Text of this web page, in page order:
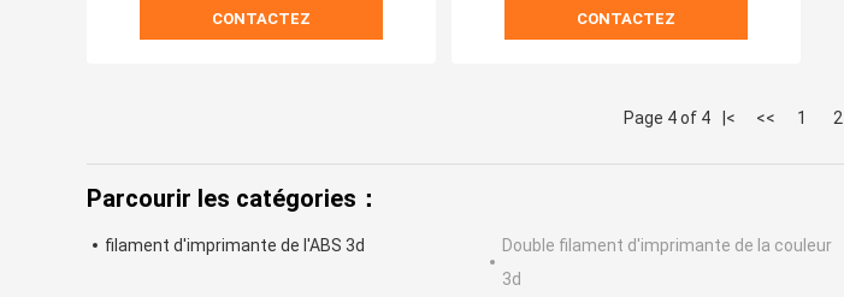
CONTACTEZ CONTACTEZ
Page 4 of 4 |< << 1 2
Parcourir les catégories：
filament d'imprimante de l'ABS 3d
Double filament d'imprimante de la couleur
3d